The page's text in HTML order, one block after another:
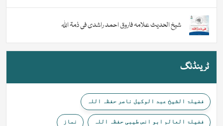
شیخ الحدیث علامہ فاروق احمد راشدی فی ذمۃ اللہ
ٹرینڈنگ
فضیلۃ الشیخ عبد الوکیل ناصر حفظہ اللہ
فضیلۃ العالم ابو انس طیبی حفظہ اللہ نماز